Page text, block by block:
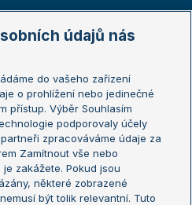
Australian Open
French Open
Wimbledon
US Open
Turnaj mistrů
Turnaj mistryň
údajů nás
do vašeho zařízení
o prohlížení nebo jedinečné
přístup. Výběr Souhlasím
podporovaly účely
zpracováváme údaje za
Zamítnout vše nebo
zakážete. Pokud jsou
některé zobrazené
být tolik relevantní. Tuto